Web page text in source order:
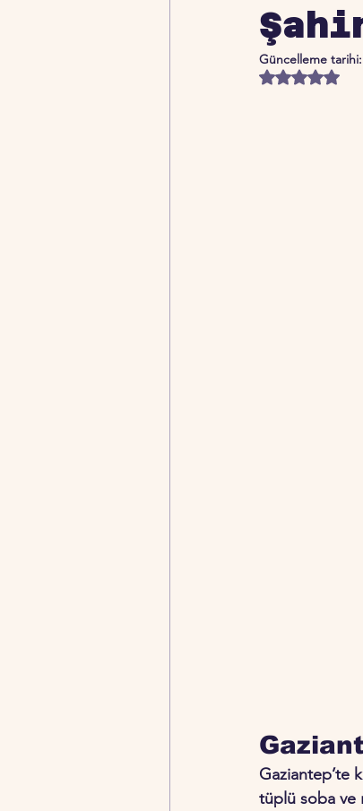
Güncelleme tarihi:
5 üzerinden
Gaziantep’te
tüplü soba ve